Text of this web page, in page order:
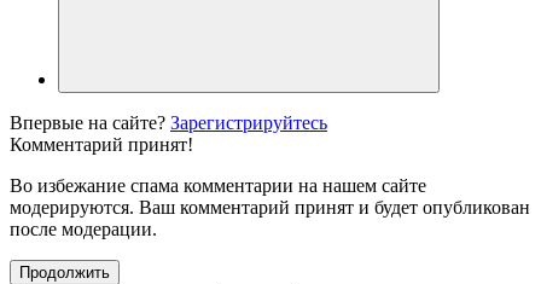
Впервые на сайте? Зарегистрируйтесь
Комментарий принят!
Во избежание спама комментарии на нашем сайте
модерируются. Ваш комментарий принят и будет опубликован
после модерации.
Продолжить